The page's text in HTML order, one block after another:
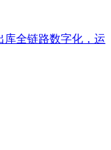
库全链路数字化，运